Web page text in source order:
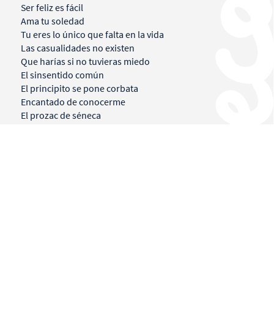
Ser feliz es fácil
Ama tu soledad
Tu eres lo único que falta en la vida
Las casualidades no existen
Que harías si no tuvieras miedo
El sinsentido común
El principito se pone corbata
Encantado de conocerme
El prozac de séneca